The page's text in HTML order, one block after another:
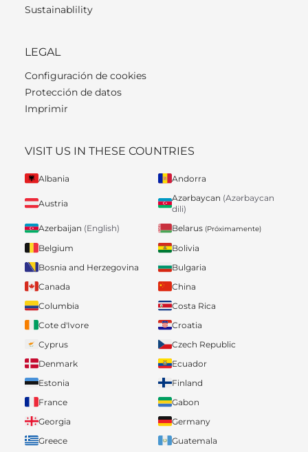
Sustainablility
LEGAL
Configuración de cookies
Protección de datos
Imprimir
VISIT US IN THESE COUNTRIES
Albania Andorra
Austria
Azərbaycan (Azərbaycan
dili)
Azerbaijan (English) Belarus (Próximamente)
Belgium
Bolivia
Bosnia and Herzegovina
Bulgaria
Canada
China
Columbia
Costa Rica
Cote d'Ivore
Croatia
Cyprus
Czech Republic
Denmark
Ecuador
Estonia
Finland
France
Gabon
Georgia
Germany
Greece
Guatemala